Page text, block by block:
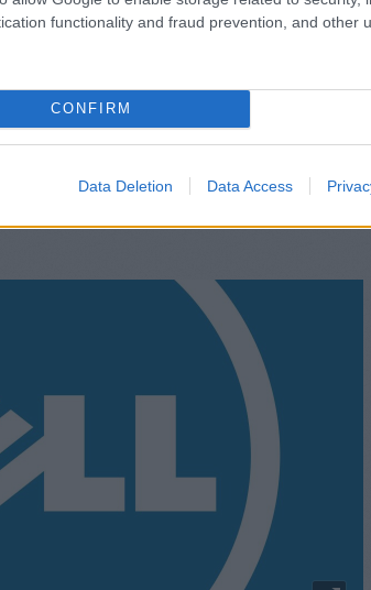
functionality and fraud prevention, and other
CONFIRM
Data Deletion Data Access
koronavírus
a rendszeres